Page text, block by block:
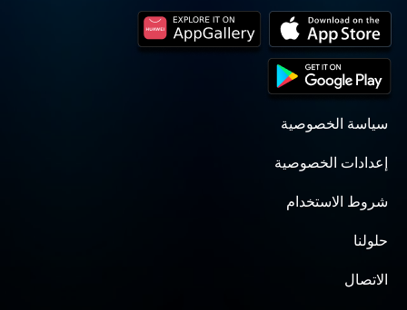
سياسة الخصوصية
إعدادات الخصوصية
شروط الاستخدام
حلولنا
الاتصال